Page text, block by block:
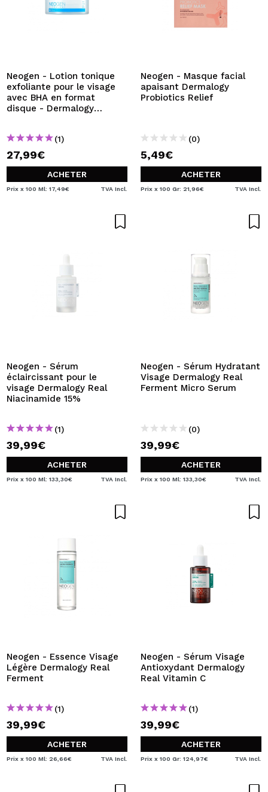
Neogen - Lotion tonique
exfoliante pour le visage
avec BHA en format
disque - Dermalogy
(1)
27,99€
ACHETER
Prix x 100 Ml: 17,49€ TVA Incl.
Neogen - Masque facial
apaisant Dermalogy
Probiotics Relief
(0)
5,49€
ACHETER
Prix x 100 Gr: 21,96€ TVA Incl.
Neogen - Sérum
éclaircissant pour le
visage Dermalogy Real
Niacinamide 15%
(1)
39,99€
ACHETER
Prix x 100 Ml: 133,30€ TVA Incl.
Neogen - Sérum Hydratant
Visage Dermalogy Real
Ferment Micro Serum
(0)
39,99€
ACHETER
Prix x 100 Ml: 133,30€ TVA Incl.
Neogen - Essence Visage
Légère Dermalogy Real
Ferment
(1)
39,99€
ACHETER
Prix x 100 Ml: 26,66€ TVA Incl.
Neogen - Sérum Visage
Antioxydant Dermalogy
Real Vitamin C
(1)
39,99€
ACHETER
Prix x 100 Gr: 124,97€ TVA Incl.